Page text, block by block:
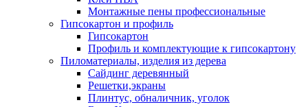
Монтажные пены профессиональные
Гипсокартон и профиль
Гипсокартон
Профиль и комплектующие к гипсокартону
Пиломатериалы, изделия из дерева
Сайдинг деревянный
Решетки,экраны
Плинтус, обналичник, уголок